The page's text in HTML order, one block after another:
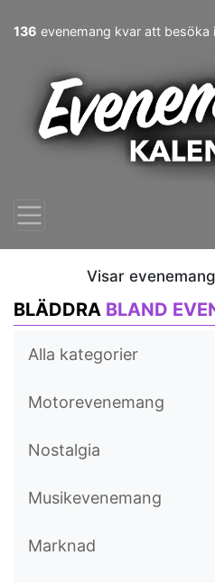
136 evenemang kvar att besöka
Visar
BLÄDDRA BLAND
Alla kategorier
Motorevenemang
Nostalgia
Musikevenemang
Marknad